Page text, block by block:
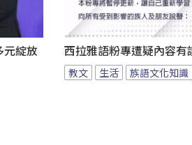
元綻放 西拉雅語粉專遭疑內容有
教文 生活 族語文化知識